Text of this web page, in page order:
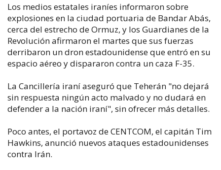
Los medios estatales iraníes informaron sobre
explosiones en la ciudad portuaria de Bandar Abás,
cerca del estrecho de Ormuz, y los Guardianes de la
Revolución afirmaron el martes que sus fuerzas
derribaron un dron estadounidense que entró en su
espacio aéreo y dispararon contra un caza F-35.
La Cancillería iraní aseguró que Teherán "no dejará
sin respuesta ningún acto malvado y no dudará en
defender a la nación iraní", sin ofrecer más detalles.
Poco antes, el portavoz de CENTCOM, el capitán Tim
Hawkins, anunció nuevos ataques estadounidenses
contra Irán.